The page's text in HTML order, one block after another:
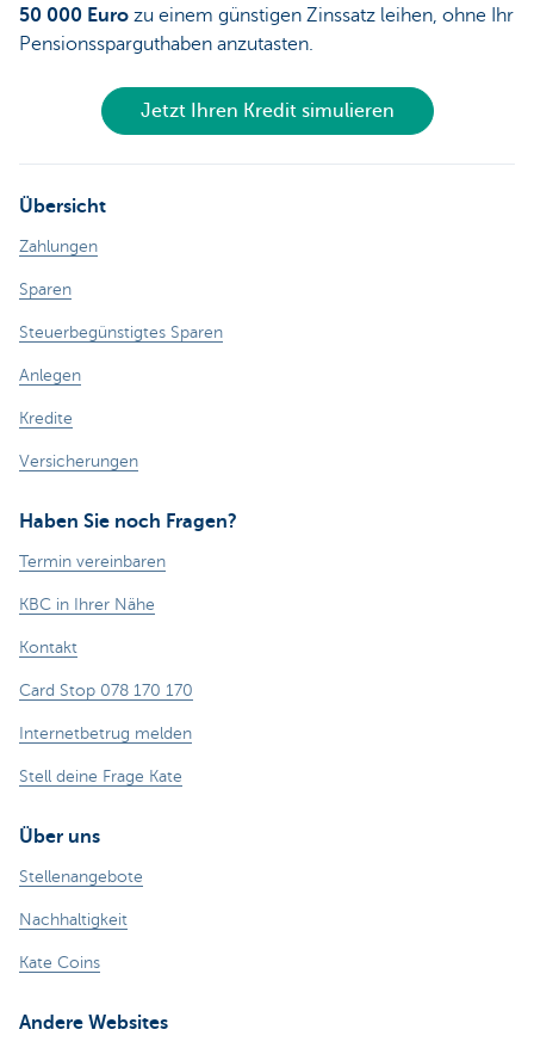
50 000 Euro zu einem günstigen Zinssatz leihen, ohne Ihr
Pensionssparguthaben anzutasten.
Jetzt Ihren Kredit simulieren
Übersicht
Zahlungen
Sparen
Steuerbegünstigtes Sparen
Anlegen
Kredite
Versicherungen
Haben Sie noch Fragen?
Termin vereinbaren
KBC in Ihrer Nähe
Kontakt
Card Stop 078 170 170
Internetbetrug melden
Stell deine Frage Kate
Über uns
Stellenangebote
Nachhaltigkeit
Kate Coins
Andere Websites